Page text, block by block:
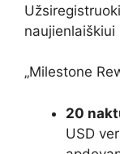
naujienlaiškiui
„Milestone
20
USD